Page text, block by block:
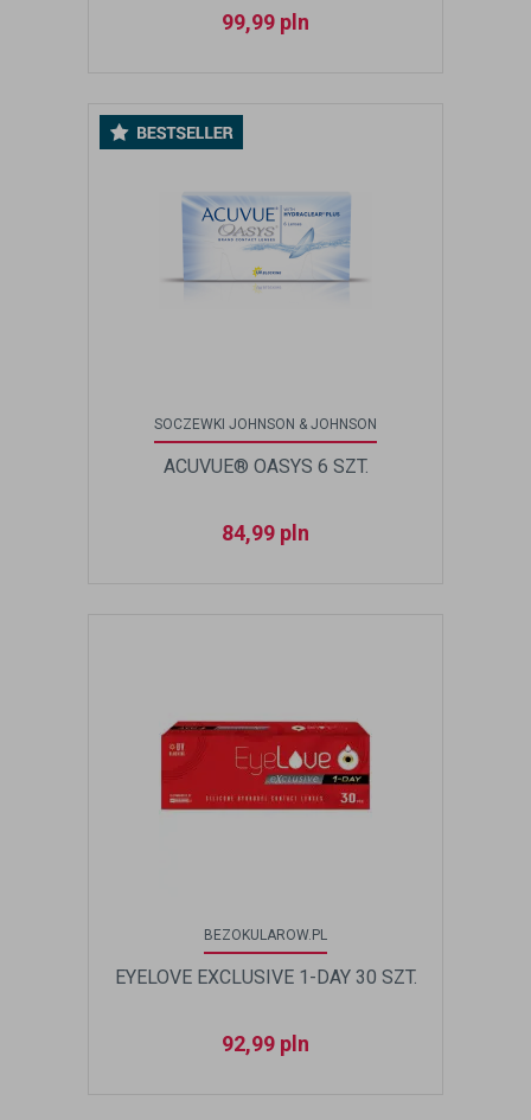
99,99 pln
SOCZEWKI JOHNSON & JOHNSON
ACUVUE® OASYS 6 SZT.
84,99 pln
BEZOKULAROW.PL
EYELOVE EXCLUSIVE 1-DAY 30 SZT.
92,99 pln